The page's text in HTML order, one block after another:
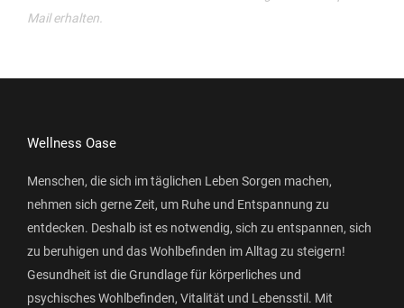
Mail erhalten.
Wellness Oase
Menschen, die sich im täglichen Leben Sorgen machen,
nehmen sich gerne Zeit, um Ruhe und Entspannung zu
entdecken. Deshalb ist es notwendig, sich zu entspannen, sich
zu beruhigen und das Wohlbefinden im Alltag zu steigern!
Gesundheit ist die Grundlage für körperliches und
psychisches Wohlbefinden, Vitalität und Lebensstil. Mit